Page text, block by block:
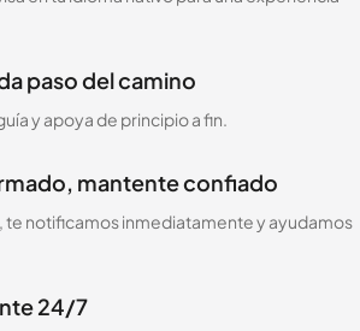
paso del camino
y apoya de principio a fin.
mantente confiado
te notificamos inmediatamente y ayudamos
24/7